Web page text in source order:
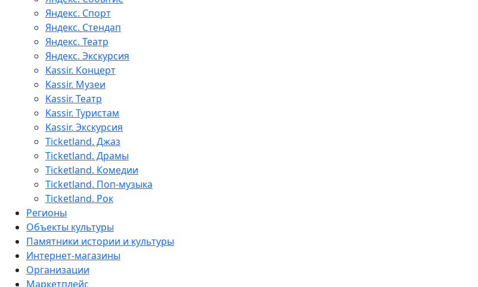
Яндекс. Спорт
Яндекс. Стендап
Яндекс. Театр
Яндекс. Экскурсия
Kassir. Концерт
Kassir. Музеи
Kassir. Театр
Kassir. Туристам
Kassir. Экскурсия
Ticketland. Джаз
Ticketland. Драмы
Ticketland. Комедии
Ticketland. Поп-музыка
Ticketland. Рок
Регионы
Объекты культуры
Памятники истории и культуры
Интернет-магазины
Организации
Маркетплейс